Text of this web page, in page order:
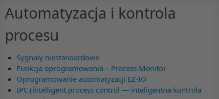
Automatyzacja i kontrola
procesu
Sygnały niestandardowe
Funkcja oprogramowania – Process Monitor
Oprogramowanie automatyzacji EZ-IO
IPC (intelligent process control — inteligentna kontrola